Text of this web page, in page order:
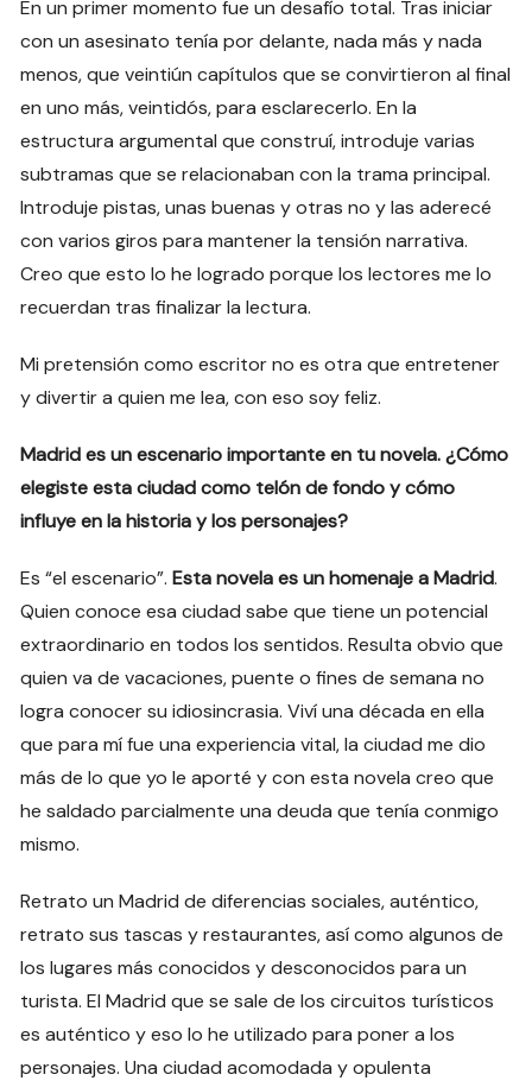
En un primer momento fue un desafío total. Tras iniciar
con un asesinato tenía por delante, nada más y nada
menos, que veintiún capítulos que se convirtieron al final
en uno más, veintidós, para esclarecerlo. En la
estructura argumental que construí, introduje varias
subtramas que se relacionaban con la trama principal.
Introduje pistas, unas buenas y otras no y las aderecé
con varios giros para mantener la tensión narrativa.
Creo que esto lo he logrado porque los lectores me lo
recuerdan tras finalizar la lectura.
Mi pretensión como escritor no es otra que entretener
y divertir a quien me lea, con eso soy feliz.
Madrid es un escenario importante en tu novela. ¿Cómo
elegiste esta ciudad como telón de fondo y cómo
influye en la historia y los personajes?
Es “el escenario”.Esta novela es un homenaje a Madrid.
Quien conoce esa ciudad sabe que tiene un potencial
extraordinario en todos los sentidos. Resulta obvio que
quien va de vacaciones, puente o fines de semana no
logra conocer su idiosincrasia. Viví una década en ella
que para mí fue una experiencia vital, la ciudad me dio
más de lo que yo le aporté y con esta novela creo que
he saldado parcialmente una deuda que tenía conmigo
mismo.
Retrato un Madrid de diferencias sociales, auténtico,
retrato sus tascas y restaurantes, así como algunos de
los lugares más conocidos y desconocidos para un
turista. El Madrid que se sale de los circuitos turísticos
es auténtico y eso lo he utilizado para poner a los
personajes. Una ciudad acomodada y opulenta